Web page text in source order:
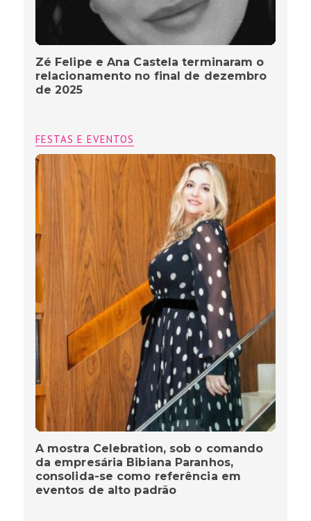
Zé Felipe e Ana Castela terminaram o
relacionamento no final de dezembro
de 2025
FESTAS E EVENTOS
A mostra Celebration, sob o comando
da empresária Bibiana Paranhos,
consolida-se como referência em
eventos de alto padrão